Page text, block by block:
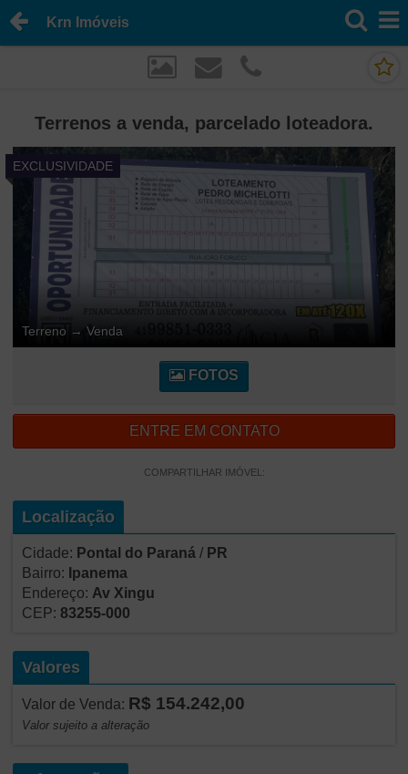
Krn Imóveis
Terrenos a venda, parcelado loteadora.
EXCLUSIVIDADE
Terreno → Venda
FOTOS
ENTRE EM CONTATO
COMPARTILHAR IMÓVEL:
Localização
Cidade: Pontal do Paraná/ PR
Bairro: Ipanema
Endereço: Av Xingu
CEP: 83255-000
Valores
Valor de Venda: R$ 154.242,00
Valor sujeito a alteração